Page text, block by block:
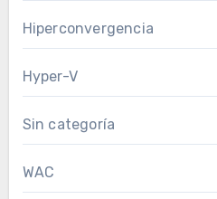
Hiperconvergencia
Hyper-V
Sin categoría
WAC